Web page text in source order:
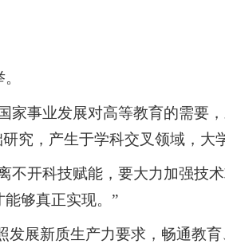
事业发展对高等教育的需要
究，产生于学科交叉领域，大
开科技赋能，要大力加强技
够真正实现。”
发展新质生产力要求，畅通教